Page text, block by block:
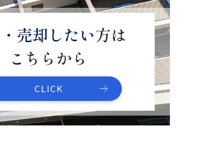
売却したい方は
こちらから
CLICK